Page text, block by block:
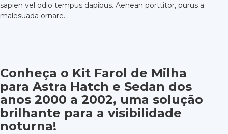
sapien vel odio tempus dapibus. Aenean porttitor, purus a
malesuada ornare.
Conheça o Kit Farol de Milha
para Astra Hatch e Sedan dos
anos 2000 a 2002, uma solução
brilhante para a visibilidade
noturna!